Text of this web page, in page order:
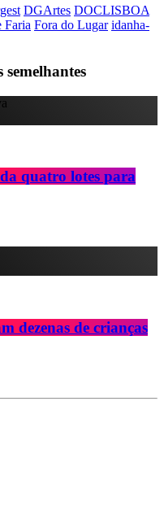
DGArtes DOCLISBOA
Faria Fora do Lugar idanha-
semelhantes
quatro lotes para
dezenas de crianças